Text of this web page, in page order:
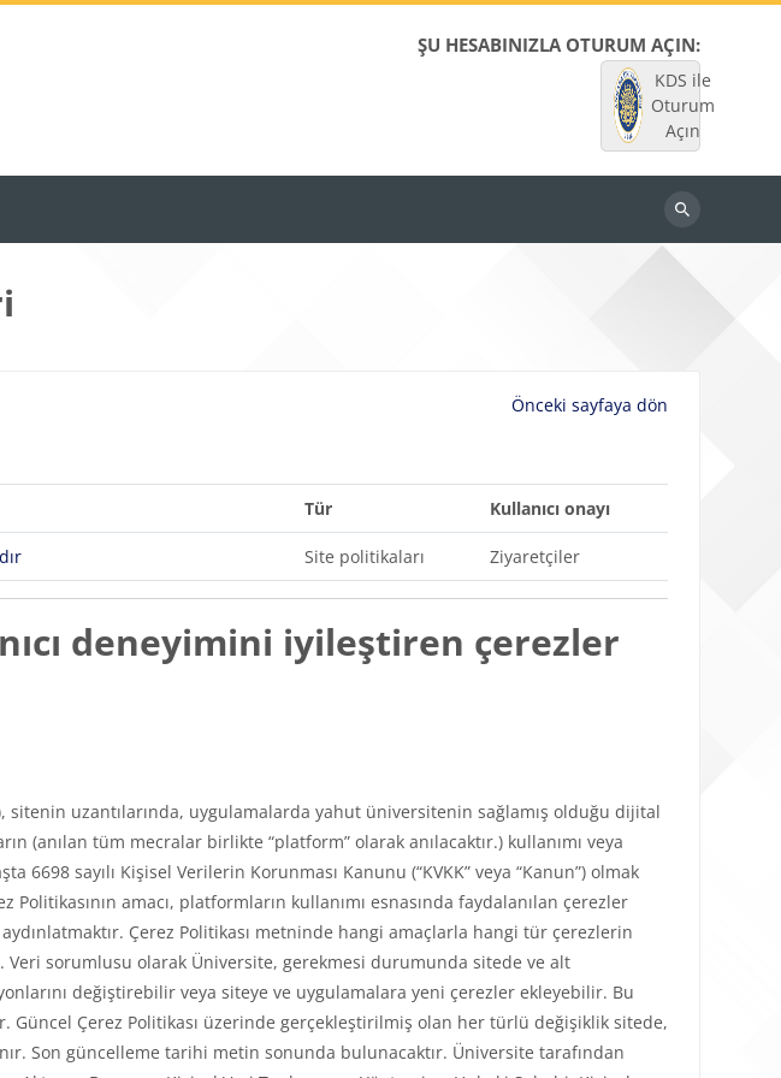
ŞU HESABINIZLA OTURUM AÇIN:
KDS ile
Oturum
Açın
Dersleri
ara
Önceki sayfaya dön
Tür Kullanıcı onayı
Site politikaları Ziyaretçiler
deneyimini iyileştiren çerezler
sitenin uzantılarında, uygulamalarda yahut üniversitenin sağlamış olduğu dijital
(anılan tüm mecralar birlikte “platform” olarak anılacaktır.) kullanımı veya
sayılı Kişisel Verilerin Korunması Kanunu (“KVKK” veya “Kanun”) olmak
amacı, platformların kullanımı esnasında faydalanılan çerezler
Çerez Politikası metninde hangi amaçlarla hangi tür çerezlerin
Veri sorumlusu olarak Üniversite, gerekmesi durumunda sitede ve alt
değiştirebilir veya siteye ve uygulamalara yeni çerezler ekleyebilir. Bu
Güncel Çerez Politikası üzerinde gerçekleştirilmiş olan her türlü değişiklik sitede,
Son güncelleme tarihi metin sonunda bulunacaktır. Üniversite tarafından